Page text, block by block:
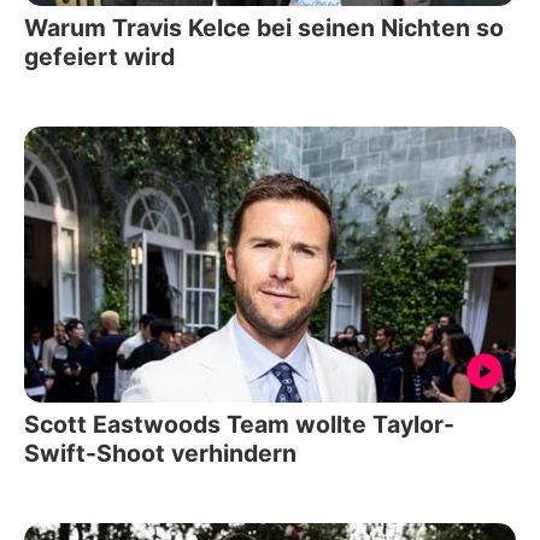
Warum Travis Kelce bei seinen Nichten so
gefeiert wird
Scott Eastwoods Team wollte Taylor-
Swift-Shoot verhindern